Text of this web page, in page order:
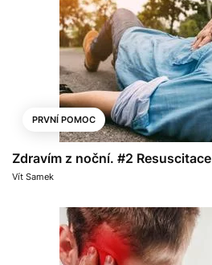
PRVNÍ POMOC
Zdravím z noční. #2 Resuscitace
Vít Samek